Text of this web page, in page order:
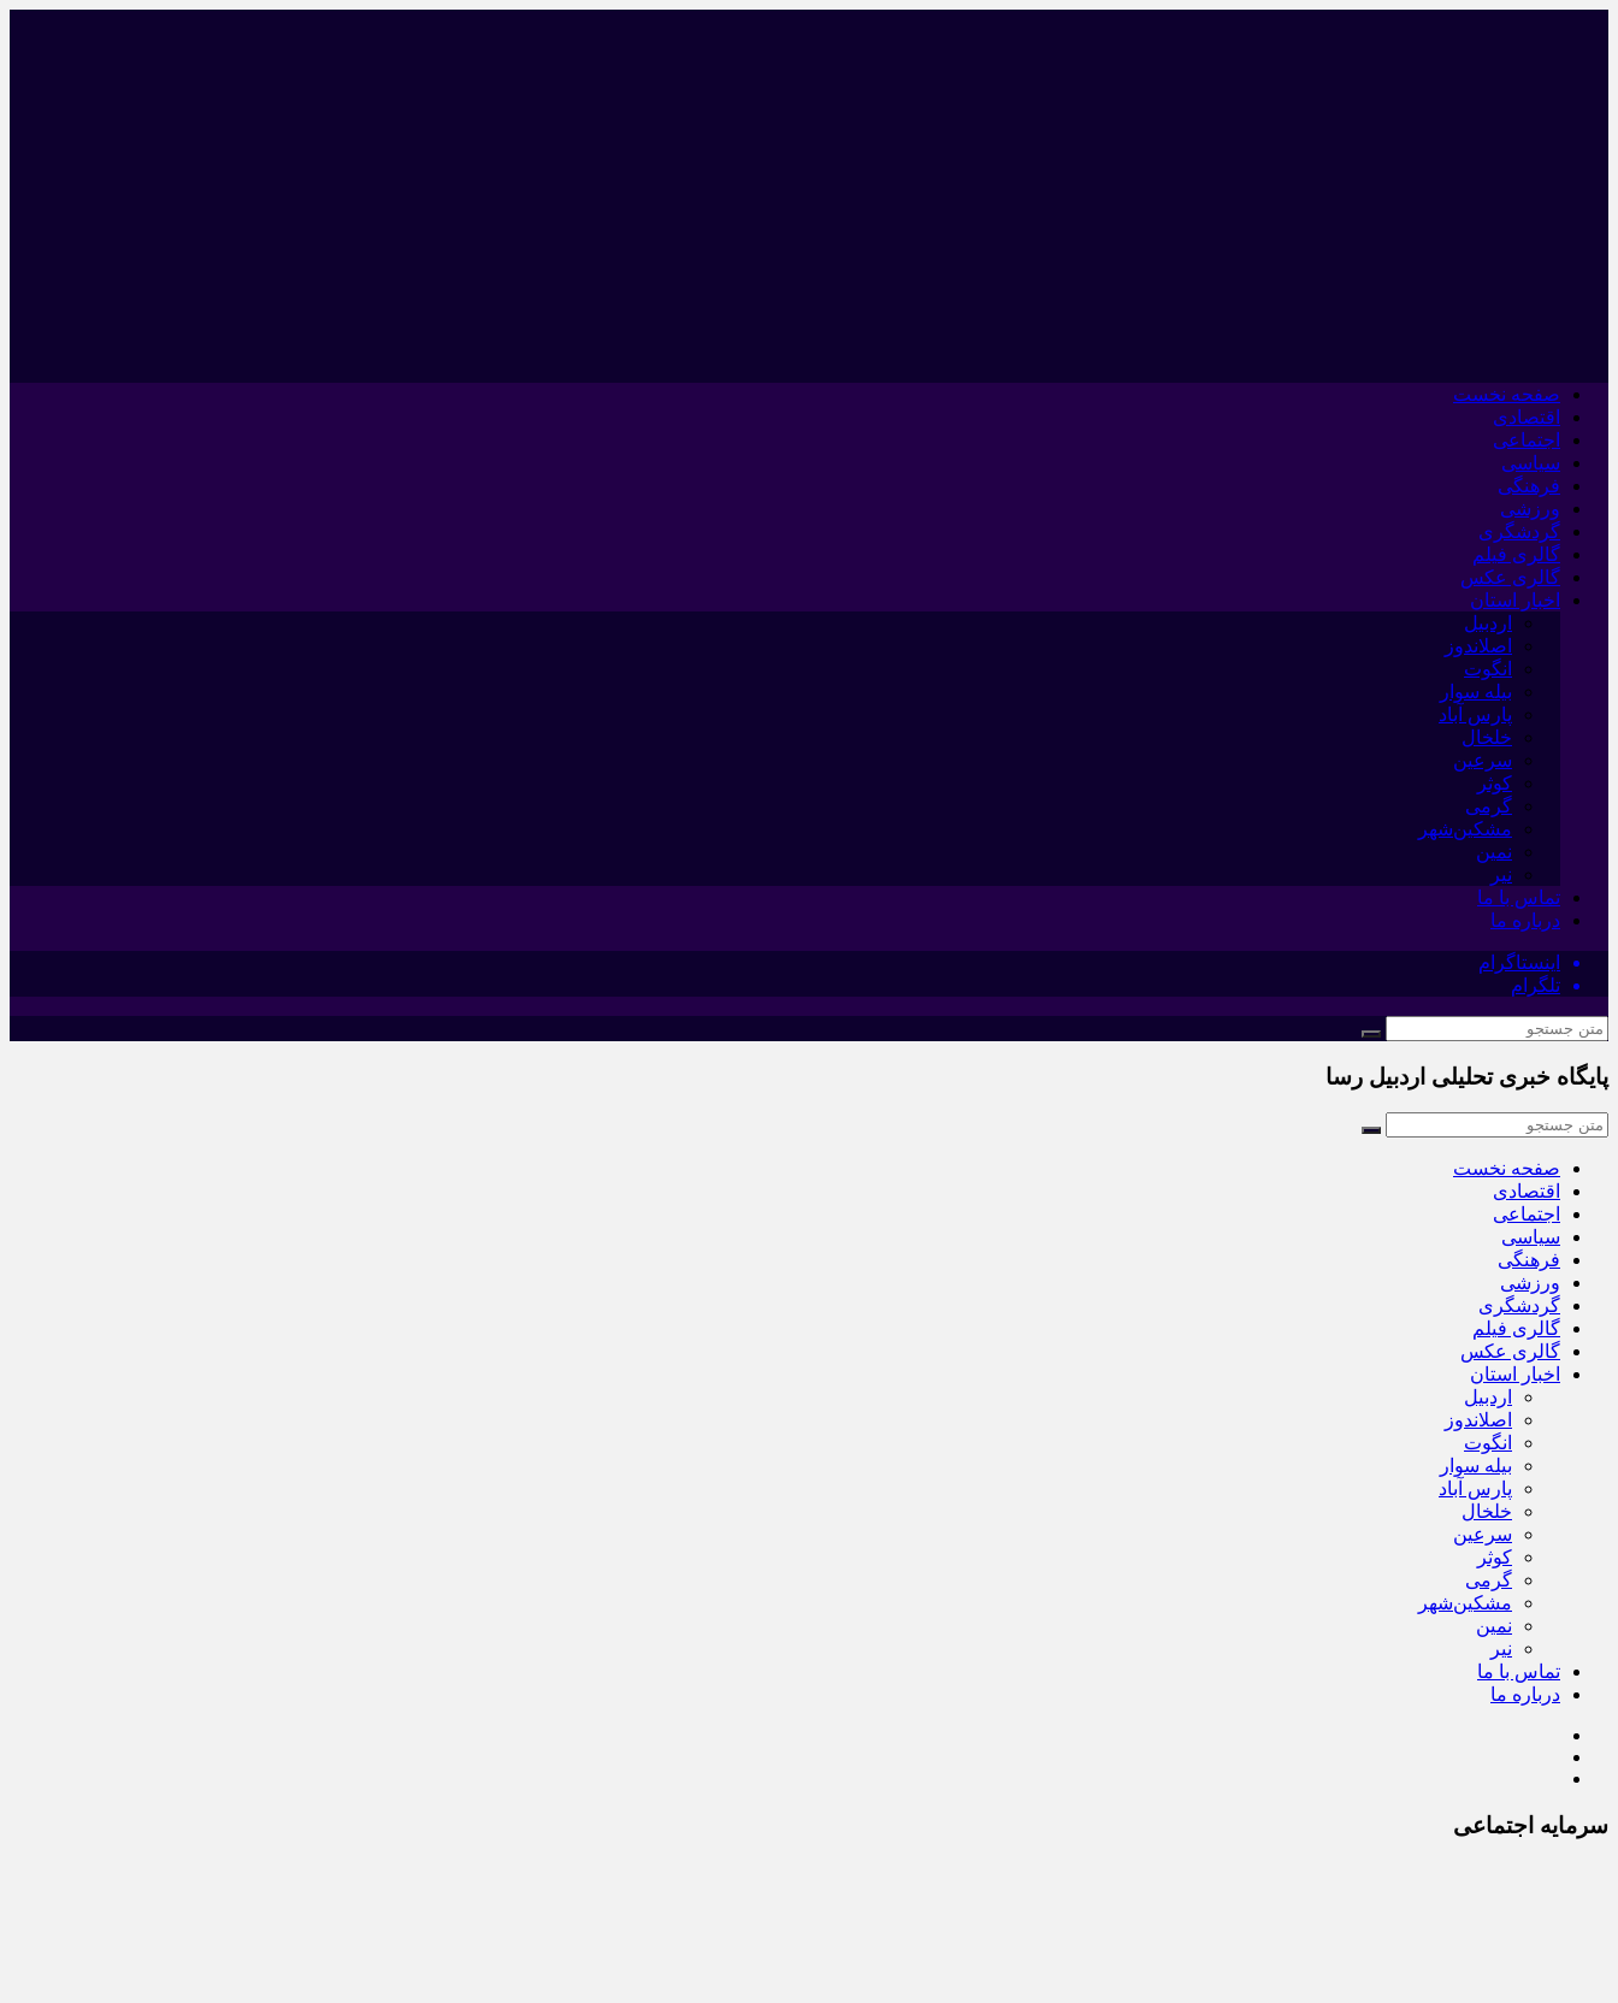
صفحه نخست
اقتصادی
اجتماعی
سیاسی
فرهنگی
ورزشی
گردشگری
گالری فیلم
گالری عکس
اخبار استان
اردبیل
اصلاندوز
انگوت
بیله سوار
پارس آباد
خلخال
سرعین
کوثر
گرمی
مشکین‌شهر
نمین
نیر
تماس با ما
درباره ما
اینستاگرام
تلگرام
پایگاه خبری تحلیلی اردبیل رسا
صفحه نخست
اقتصادی
اجتماعی
سیاسی
فرهنگی
ورزشی
گردشگری
گالری فیلم
گالری عکس
اخبار استان
اردبیل
اصلاندوز
انگوت
بیله سوار
پارس آباد
خلخال
سرعین
کوثر
گرمی
مشکین‌شهر
نمین
نیر
تماس با ما
درباره ما
سرمایه اجتماعی